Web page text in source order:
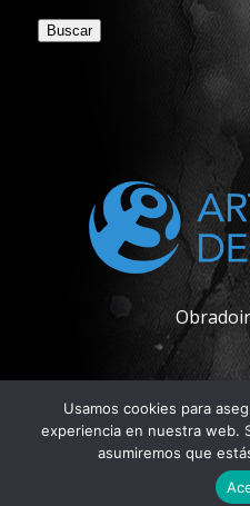
Buscar
© Copyright - Pablo Carpintero
Política de privacidad
Usamos cookies para
experiencia en nuestra web.
asumiremos que